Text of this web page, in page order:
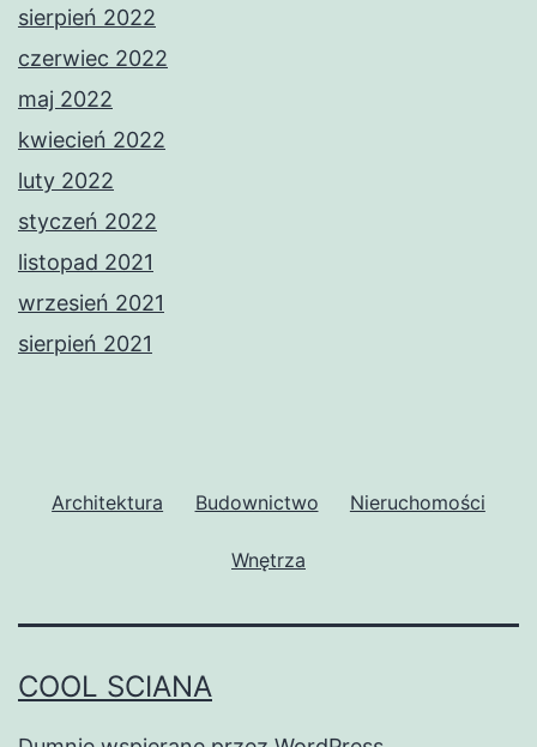
sierpień 2022
czerwiec 2022
maj 2022
kwiecień 2022
luty 2022
styczeń 2022
listopad 2021
wrzesień 2021
sierpień 2021
Architektura Budownictwo Nieruchomości
Wnętrza
COOL SCIANA